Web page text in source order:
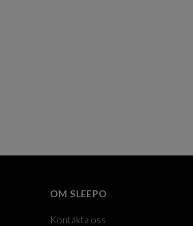
OM SLEEPO
Kontakta oss